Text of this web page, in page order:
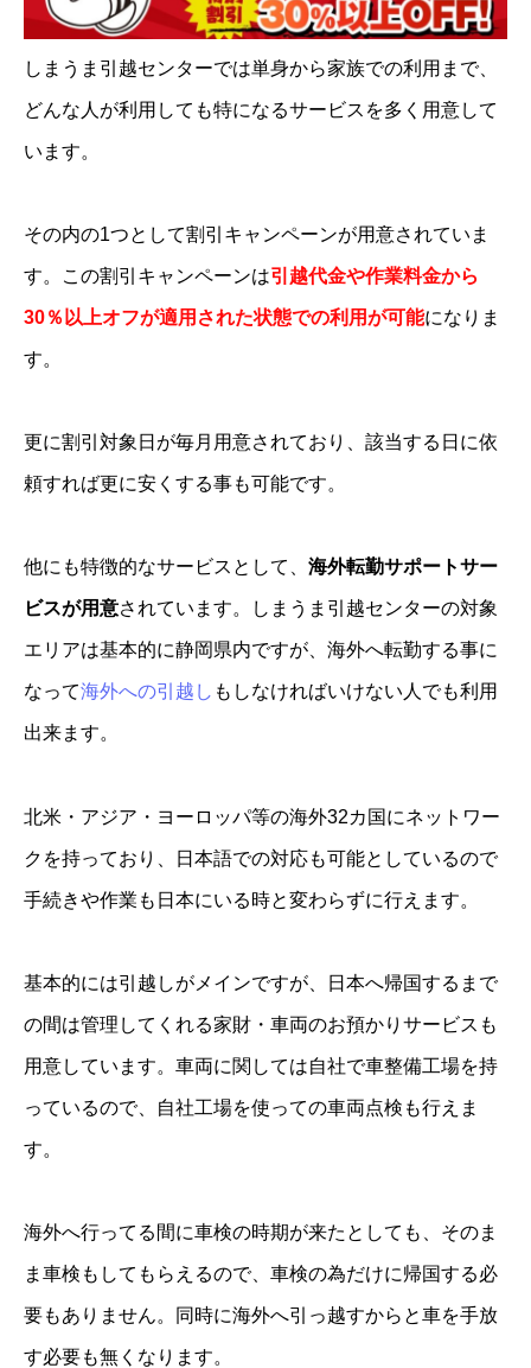
しまうま引越センターでは単身から家族での利用まで、
どんな人が利用しても特になるサービスを多く用意して
います。
その内の1つとして割引キャンペーンが用意されていま
す。この割引キャンペーンは引越代金や作業料金から
30％以上オフが適用された状態での利用が可能になりま
す。
更に割引対象日が毎月用意されており、該当する日に依
頼すれば更に安くする事も可能です。
他にも特徴的なサービスとして、 海外転勤サポートサー
ビスが用意されています。しまうま引越センターの対象
エリアは基本的に静岡県内ですが、海外へ転勤する事に
なって海外への引越し もしなければいけない人でも利用
出来ます。
北米・アジア・ヨーロッパ等の海外32カ国にネットワー
クを持っており、日本語での対応も可能としているので
手続きや作業も日本にいる時と変わらずに行えます。
基本的には引越しがメインですが、日本へ帰国するまで
の間は管理してくれる家財・車両のお預かりサービスも
用意しています。車両に関しては自社で車整備工場を持
っているので、自社工場を使っての車両点検も行えま
す。
海外へ行ってる間に車検の時期が来たとしても、そのま
ま車検もしてもらえるので、車検の為だけに帰国する必
要もありません。同時に海外へ引っ越すからと車を手放
す必要も無くなります。